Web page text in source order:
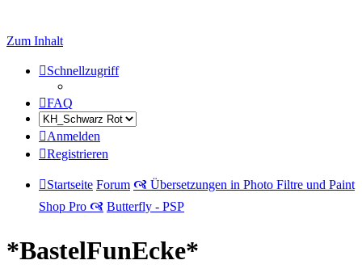
Zum Inhalt
Schnellzugriff
FAQ
Anmelden
Registrieren
Startseite Forum 🙧 Übersetzungen in Photo Filtre und Paint
Shop Pro 🙧 Butterfly - PSP
*BastelFunEcke*